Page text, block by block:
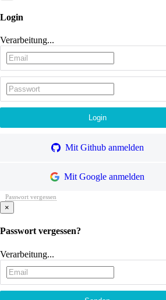
Login
Verarbeitung...
Mit Github anmelden
Mit Google anmelden
Passwort vergessen
×
Passwort vergessen?
Verarbeitung...